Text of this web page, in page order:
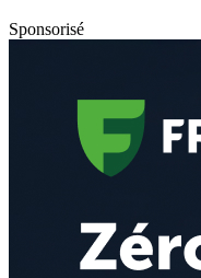
Sponsorisé